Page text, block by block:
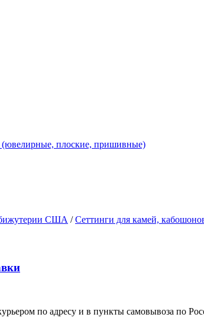
плоские, пришивные)
США /Сеттинги для камей,
по адресу и в пункты самовывоза по